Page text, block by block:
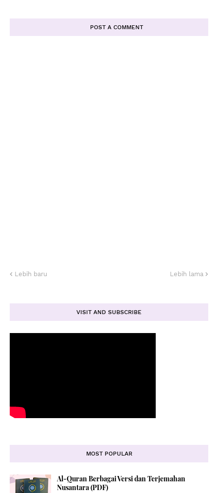
POST A COMMENT
Lebih baru Lebih lama
VISIT AND SUBSCRIBE
MOST POPULAR
Al-Quran Berbagai Versi dan Terjemahan
Nusantara (PDF)